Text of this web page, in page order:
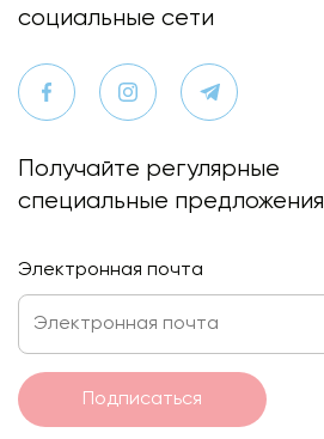
социальные сети
Получайте регулярные
специальные предложения
Электронная почта
Подписаться